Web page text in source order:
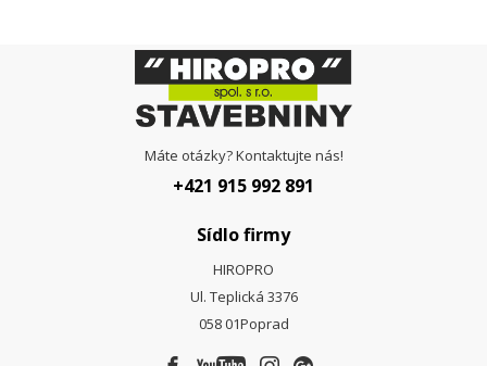
Máte otázky? Kontaktujte nás!
+421 915 992 891
Sídlo firmy
HIROPRO
Ul. Teplická 3376
058 01Poprad